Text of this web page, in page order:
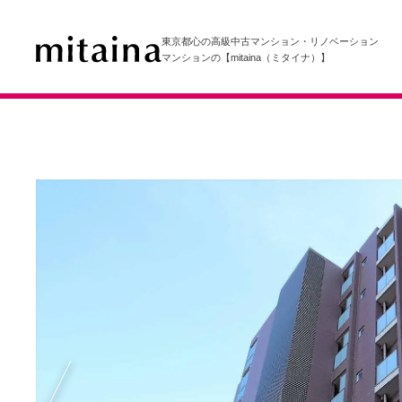
東京都心の高級中古マンション・リノベーション
マンションの【mitaina（ミタイナ）】